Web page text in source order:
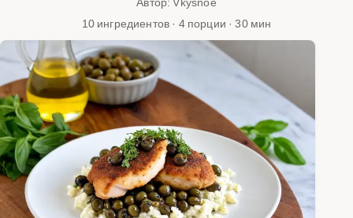
10 ингредиентов · 4 порции · 30 мин